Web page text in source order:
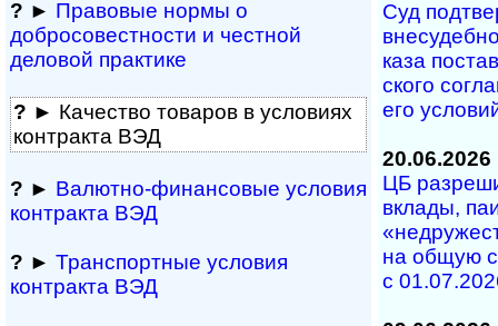
? ► Правовые нормы о
добросовестности и чест­ной
деловой практике
? ► Качество товаров в условиях
контракта ВЭД
? ► Валютно-финансовые условия
контракта ВЭД
? ► Транспортные условия
контракта ВЭД
Суд
ка­за
с­ко­го
его
20.06.2026
ЦБ
вкла­ды,
на об­щую
с